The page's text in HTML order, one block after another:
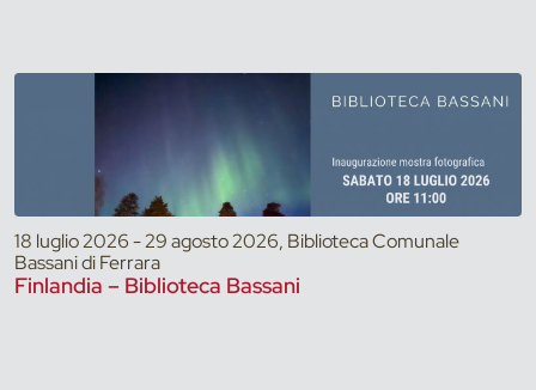
18 luglio 2026 - 29 agosto 2026, Biblioteca Comunale
Bassani di Ferrara
Finlandia – Biblioteca Bassani